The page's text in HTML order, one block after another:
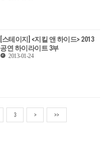
[스테이지] <지킬 앤 하이드> 2013
공연 하이라이트 3부
2013-01-24
3 > >>